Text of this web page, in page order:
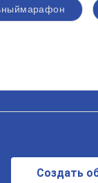
Создать